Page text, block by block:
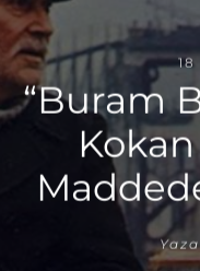
“Buram